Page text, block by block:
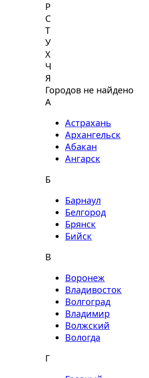
Р
С
Т
У
Х
Ч
Я
Городов не найдено
А
Астрахань
Архангельск
Абакан
Ангарск
Б
Барнаул
Белгород
Брянск
Бийск
В
Воронеж
Владивосток
Волгоград
Владимир
Волжский
Вологда
Г